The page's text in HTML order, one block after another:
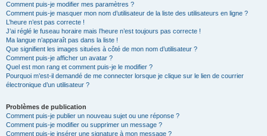
Comment puis-je modifier mes paramètres ?
Comment puis-je masquer mon nom d’utilisateur de la liste des utilisateurs en ligne ?
L’heure n’est pas correcte !
J’ai réglé le fuseau horaire mais l’heure n’est toujours pas correcte !
Ma langue n’apparaît pas dans la liste !
Que signifient les images situées à côté de mon nom d’utilisateur ?
Comment puis-je afficher un avatar ?
Quel est mon rang et comment puis-je le modifier ?
Pourquoi m’est-il demandé de me connecter lorsque je clique sur le lien de courrier
électronique d’un utilisateur ?
Problèmes de publication
Comment puis-je publier un nouveau sujet ou une réponse ?
Comment puis-je modifier ou supprimer un message ?
Comment puis-je insérer une signature à mon message ?